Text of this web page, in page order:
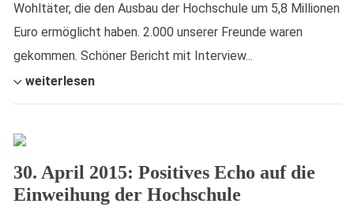
Wohltäter, die den Ausbau der Hochschule um 5,8 Millionen
Euro ermöglicht haben. 2.000 unserer Freunde waren
gekommen. Schöner Bericht mit Interview...
weiterlesen
30. April 2015: Positives Echo auf die
Einweihung der Hochschule